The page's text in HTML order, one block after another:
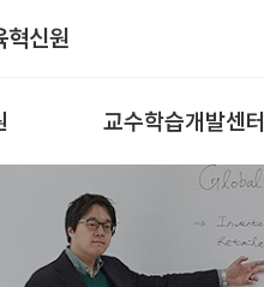
혁신원
교수학습개발센터